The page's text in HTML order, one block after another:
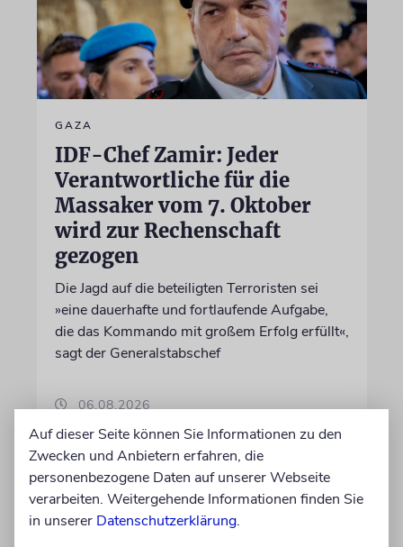
GAZA
IDF-Chef Zamir: Jeder
Verantwortliche für die
Massaker vom 7. Oktober
wird zur Rechenschaft
gezogen
Die Jagd auf die beteiligten Terroristen sei
»eine dauerhafte und fortlaufende Aufgabe,
die das Kommando mit großem Erfolg erfüllt«,
sagt der Generalstabschef
06.08.2026
Auf dieser Seite können Sie Informationen zu den
Zwecken und Anbietern erfahren, die
personenbezogene Daten auf unserer Webseite
verarbeiten. Weitergehende Informationen finden Sie
in unserer Datenschutzerklärung.